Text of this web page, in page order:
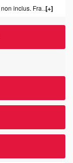
TPS, TVQ, frais d'immatriculation et d'assurances non inclus. Frais de concessonnaire de 1199.00$ inclus.